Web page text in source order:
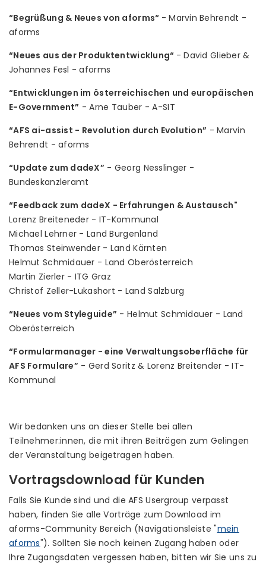
“Begrüßung & Neues von aforms“ - Marvin Behrendt -
aforms
“Neues aus der Produktentwicklung“ - David Glieber &
Johannes Fesl - aforms
“Entwicklungen im österreichischen und europäischen
E-Government” - Arne Tauber - A-SIT
“AFS ai-assist - Revolution durch Evolution” - Marvin
Behrendt - aforms
“Update zum dadeX” - Georg Nesslinger -
Bundeskanzleramt
“Feedback zum dadeX - Erfahrungen & Austausch"
Lorenz Breiteneder - IT-Kommunal
Michael Lehrner - Land Burgenland
Thomas Steinwender - Land Kärnten
Helmut Schmidauer - Land Oberösterreich
Martin Zierler - ITG Graz
Christof Zeller-Lukashort - Land Salzburg
“Neues vom Styleguide” - Helmut Schmidauer - Land
Oberösterreich
“Formularmanager - eine Verwaltungsoberfläche für
AFS Formulare” - Gerd Soritz & Lorenz Breitender - IT-
Kommunal
Wir bedanken uns an dieser Stelle bei allen
Teilnehmer:innen, die mit ihren Beiträgen zum Gelingen
der Veranstaltung beigetragen haben.
Vortragsdownload für Kunden
Falls Sie Kunde sind und die AFS Usergroup verpasst
haben, finden Sie alle Vorträge zum Download im
aforms-Community Bereich (Navigationsleiste "mein
aforms"). Sollten Sie noch keinen Zugang haben oder
Ihre Zugangsdaten vergessen haben, bitten wir Sie uns zu